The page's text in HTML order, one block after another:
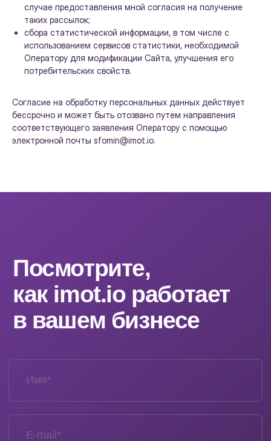
случае предоставления мной согласия на получение
таких рассылок;
сбора статистической информации, в том числе с
использованием сервисов статистики, необходимой
Оператору для модификации Сайта, улучшения его
потребительских свойств.
Согласие на обработку персональных данных действует
бессрочно и может быть отозвано путем направления
соответствующего заявления Оператору с помощью
электронной почты sfomin@imot.io.
Я принимаюПолитику конфиденциальности и даю
Согласие на обработку моих ПД
Начать бесплатно
Прием врача
Контакт-
центр
Медицина
Решения
Enterprise
Партнерам
Кейсы
Главная
Меню